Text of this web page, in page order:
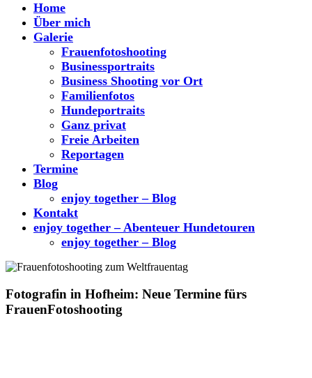
Home
Über mich
Galerie
Frauenfotoshooting
Businessportraits
Business Shooting vor Ort
Familienfotos
Hundeportraits
Ganz privat
Freie Arbeiten
Reportagen
Termine
Blog
enjoy together – Blog
Kontakt
enjoy together – Abenteuer Hundetouren
enjoy together – Blog
Fotografin in Hofheim: Neue Termine fürs
FrauenFotoshooting